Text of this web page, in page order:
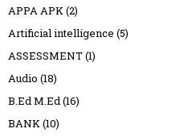
APPA APK(2)
Artificial intelligence (5)
ASSESSMENT(1)
Audio (18)
B.Ed M.Ed(16)
BANK(10)